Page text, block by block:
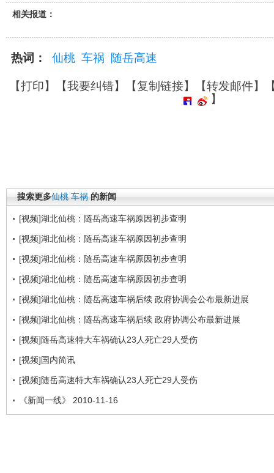
相关报道：
热词： 仙桃 车祸 随岳高速
【打印】【我要纠错】【复制链接】【转发邮件】
】
搜索更多仙桃 车祸 的新闻
[视频]湖北仙桃：随岳高速车祸原因初步查明
[视频]湖北仙桃：随岳高速车祸原因初步查明
[视频]湖北仙桃：随岳高速车祸原因初步查明
[视频]湖北仙桃：随岳高速车祸原因初步查明
[视频]湖北仙桃：随岳高速车祸后续 政府协调会公布最新进展
[视频]湖北仙桃：随岳高速车祸后续 政府协调公布最新进展
[视频]随岳高速特大车祸确认23人死亡29人受伤
[视频]国内简讯
[视频]随岳高速特大车祸确认23人死亡29人受伤
《新闻一线》 2010-11-16